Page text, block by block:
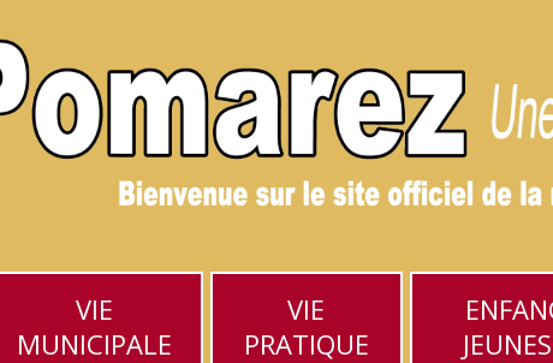
VIE
MUNICIPALE
VIE
PRATIQUE